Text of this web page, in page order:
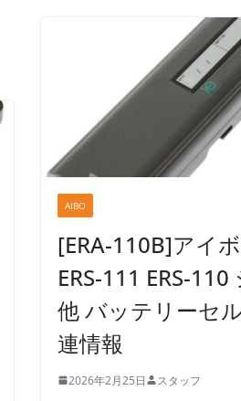
AIBO
[ERA-110B]アイ
ERS-111 ERS-
他 バッテリーセ
連情報
2026年2月25日 スタッフ